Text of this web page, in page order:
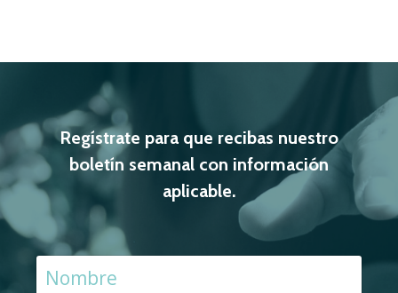
Regístrate para que recibas nuestro
boletín semanal con información
aplicable.